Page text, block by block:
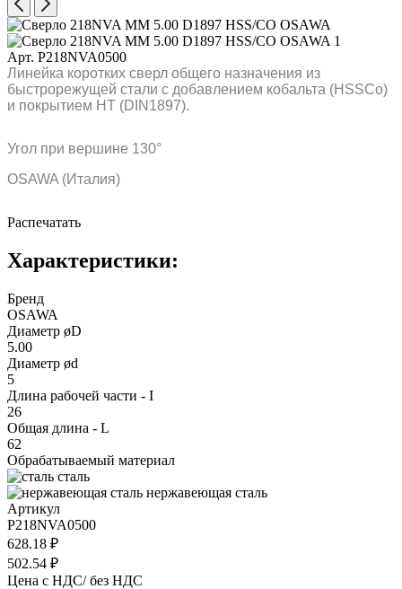
Арт. P218NVA0500
Линейка коротких сверл общего назначения из
быстрорежущей стали с добавлением кобальта (HSSCo)
и покрытием HT (DIN1897).
Угол при вершине 130°
OSAWA (Италия)
Распечатать
Характеристики:
Бренд
OSAWA
Диаметр øD
5.00
Диаметр ød
5
Длина рабочей части - I
26
Общая длина - L
62
Обрабатываемый материал
сталь
нержавеющая сталь
Артикул
P218NVA0500
628.18 ₽
502.54 ₽
Цена с НДС/ без НДС